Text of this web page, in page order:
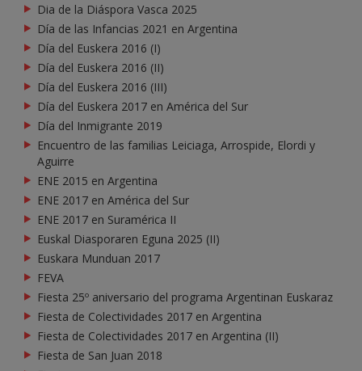
Dia de la Diáspora Vasca 2025
Día de las Infancias 2021 en Argentina
Día del Euskera 2016 (I)
Día del Euskera 2016 (II)
Día del Euskera 2016 (III)
Día del Euskera 2017 en América del Sur
Día del Inmigrante 2019
Encuentro de las familias Leiciaga, Arrospide, Elordi y
Aguirre
ENE 2015 en Argentina
ENE 2017 en América del Sur
ENE 2017 en Suramérica II
Euskal Diasporaren Eguna 2025 (II)
Euskara Munduan 2017
FEVA
Fiesta 25º aniversario del programa Argentinan Euskaraz
Fiesta de Colectividades 2017 en Argentina
Fiesta de Colectividades 2017 en Argentina (II)
Fiesta de San Juan 2018